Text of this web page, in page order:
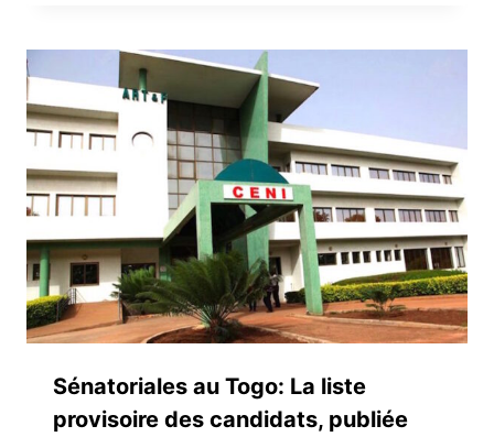
Sénatoriales au Togo: La liste
provisoire des candidats, publiée